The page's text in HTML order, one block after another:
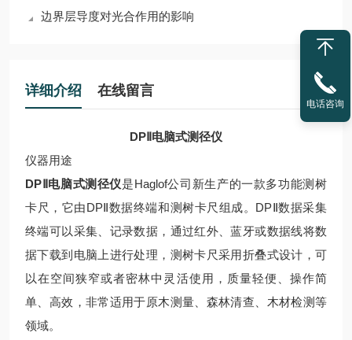
边界层导度对光合作用的影响
详细介绍 在线留言
DPⅡ电脑式测径仪
仪器用途
DPⅡ电脑式测径仪是Haglof公司新生产的一款多功能测树
卡尺，它由DPⅡ数据终端和测树卡尺组成。DPⅡ数据采集
终端可以采集、记录数据，通过红外、蓝牙或数据线将数
据下载到电脑上进行处理，测树卡尺采用折叠式设计，可
以在空间狭窄或者密林中灵活使用，质量轻便、操作简
单、高效，非常适用于原木测量、森林清查、木材检测等
领域。
电话咨询